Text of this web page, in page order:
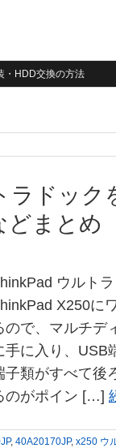
・HDD交換の方法
ラドック
どまとめ
ウルト
X250に
ので、マルチデ
手に入り、USB
子類がすべて後
のがポイン […]
, 40A20170JP, x250 ウ